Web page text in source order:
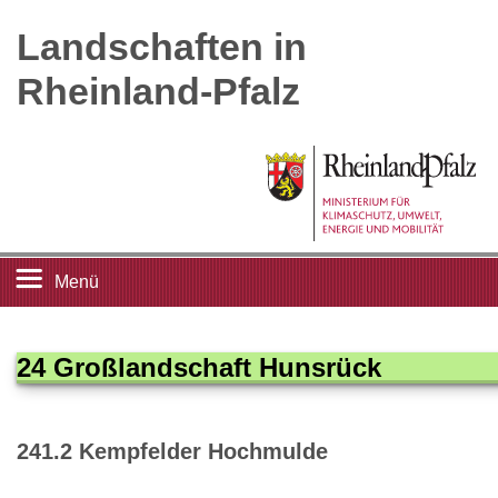
Landschaften in
Rheinland-Pfalz
Menü
Landschaftsleitbilder
Großlandschaften
24 Großlandschaft Hunsrück
241.2 Kempfelder Hochmulde